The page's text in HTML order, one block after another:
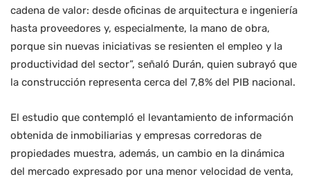
cadena de valor: desde oficinas de arquitectura e ingeniería
hasta proveedores y, especialmente, la mano de obra,
porque sin nuevas iniciativas se resienten el empleo y la
productividad del sector”, señaló Durán, quien subrayó que
la construcción representa cerca del 7,8% del PIB nacional.
El estudio que contempló el levantamiento de información
obtenida de inmobiliarias y empresas corredoras de
propiedades muestra, además, un cambio en la dinámica
del mercado expresado por una menor velocidad de venta,